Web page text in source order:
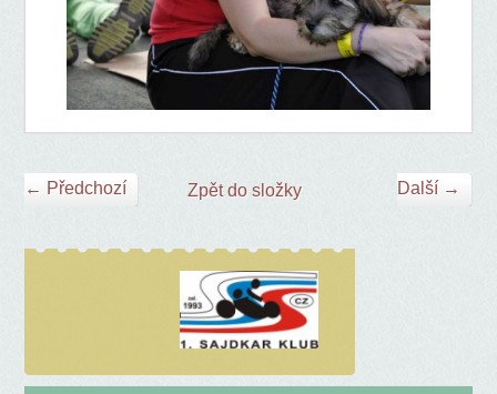
← Předchozí Další →
Zpět do složky